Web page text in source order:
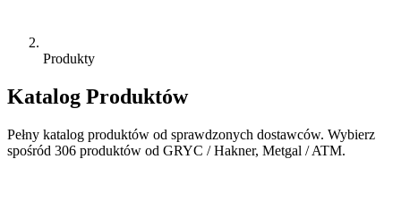
Produkty
Katalog Produktów
Pełny katalog produktów od sprawdzonych dostawców. Wybierz
spośród 306 produktów od GRYC / Hakner, Metgal / ATM.